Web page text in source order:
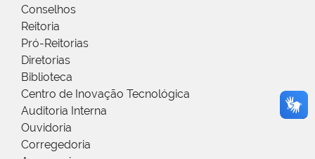
Conselhos
Reitoria
Pró-Reitorias
Diretorias
Biblioteca
Centro de Inovação Tecnológica
Auditoria Interna
Ouvidoria
Corregedoria